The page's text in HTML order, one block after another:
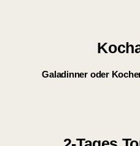
Galadinner oder